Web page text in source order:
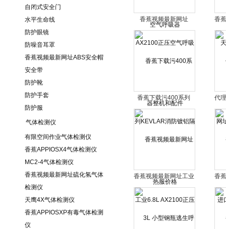
自闭式安全门
水平生命线
防护眼镜
防噪音耳罩
香蕉视频最新网址ABS安全帽
安全带
防护靴
防护手套
防护服
气体检测仪
有限空间作业气体检测仪
香蕉APPIOSX4气体检测仪
MC2-4气体检测仪
香蕉视频最新网址硫化氢气体
检测仪
天鹰4X气体检测仪
香蕉APPIOSXP有毒气体检测
仪
香蕉视频最新网址
AX2100正压空气呼吸
器整机和配件
香
香蕉下载污400系列
KEVLAR消防镀铝隔热
服价格
代
香蕉视频最新网址工业
6.8L AX2100正压式空
气呼吸器
香